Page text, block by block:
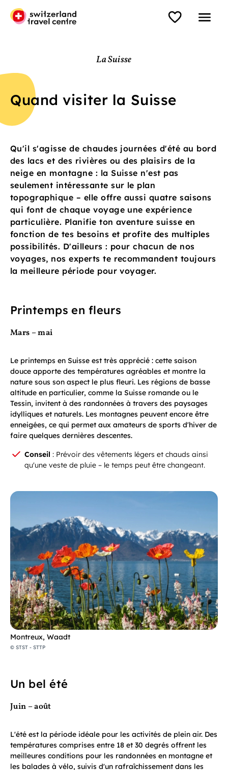
La Suisse
Quand visiter la Suisse
Qu'il s'agisse de chaudes journées d'été au bord
des lacs et des rivières ou des plaisirs de la
neige en montagne : la Suisse n'est pas
seulement intéressante sur le plan
topographique – elle offre aussi quatre saisons
qui font de chaque voyage une expérience
particulière. Planifie ton aventure suisse en
fonction de tes besoins et profite des multiples
possibilités. D'ailleurs : pour chacun de nos
voyages, nos experts te recommandent toujours
la meilleure période pour voyager.
Printemps en fleurs
Mars – mai
Le printemps en Suisse est très apprécié : cette saison
douce apporte des températures agréables et montre la
nature sous son aspect le plus fleuri. Les régions de basse
altitude en particulier, comme la Suisse romande ou le
Tessin, invitent à des randonnées à travers des paysages
idylliques et naturels. Les montagnes peuvent encore être
enneigées, ce qui permet aux amateurs de sports d'hiver de
faire quelques dernières descentes.
Conseil : Prévoir des vêtements légers et chauds ainsi
qu'une veste de pluie – le temps peut être changeant.
Montreux, Waadt
© STST - STTP
Un bel été
Juin – août
L'été est la période idéale pour les activités de plein air. Des
températures comprises entre 18 et 30 degrés offrent les
meilleures conditions pour les randonnées en montagne et
les balades à vélo, suivis d'un rafraîchissement dans les